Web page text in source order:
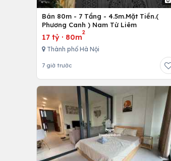
Bán 80m - 7 Tầng - 4.5m.Mặt Tiền.(
Phương Canh ) Nam Từ Liêm
17 tỷ · 80m
2
Thành phố Hà Nội
7 giờ trước